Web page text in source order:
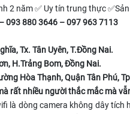
2 năm ✅ Uy tín trung thực
093 880 3646 – 097 963 7113
Tx. Tân Uyên, T.Đồng Nai.
H.Trảng Bom, Đồng Nai.
Hòa Thạnh, Quận Tân Phú,
rất nhiều người thắc mắc mà
là dòng camera không dây